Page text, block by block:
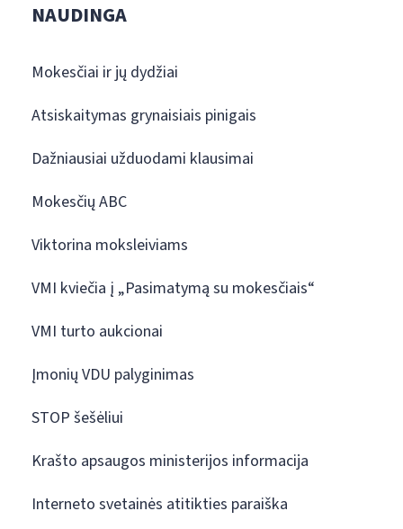
NAUDINGA
Mokesčiai ir jų dydžiai
Atsiskaitymas grynaisiais pinigais
Dažniausiai užduodami klausimai
Mokesčių ABC
Viktorina moksleiviams
VMI kviečia į „Pasimatymą su mokesčiais“
VMI turto aukcionai
Įmonių VDU palyginimas
STOP šešėliui
Krašto apsaugos ministerijos informacija
Interneto svetainės atitikties paraiška